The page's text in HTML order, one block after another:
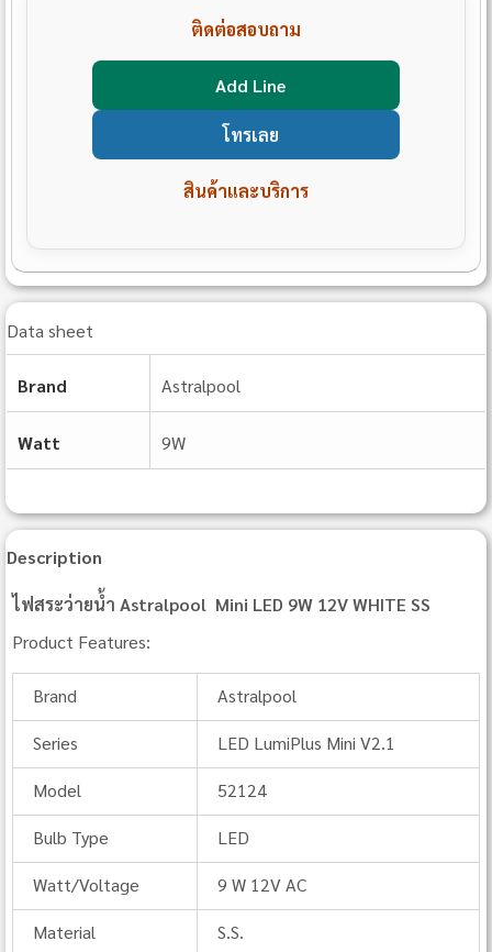
ติดต่อสอบถาม
Add Line
โทรเลย
สินค้าและบริการ
Data sheet
Brand Astralpool
Watt 9W
Description
ไฟสระว่ายน้ำ Astralpool Mini LED 9W 12V WHITE SS
Product Features:
Brand Astralpool
Series LED LumiPlus Mini V2.1
Model 52124
Bulb Type LED
Watt/Voltage 9 W 12V AC
Material S.S.